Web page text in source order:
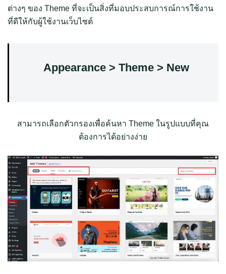
ต่างๆ ของ Theme ที่จะเป็นสิ่งที่มอบประสบการณ์การใช้งาน
ที่ดีให้กับผู้ใช้งานเว็บไซต์
Appearance > Theme > New
สามารถเลือกตัวกรองเพื่อค้นหา Theme ในรูปแบบที่คุณ
ต้องการได้อย่างง่าย